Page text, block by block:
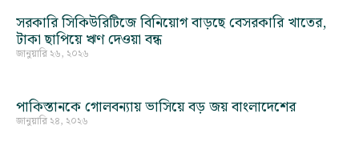
সরকারি সিকিউরিটিজে বিনিয়োগ বাড়ছে বেসরকারি খাতের,
টাকা ছাপিয়ে ঋণ দেওয়া বন্ধ
জানুয়ারি ২৬, ২০২৬
পাকিস্তানকে গোলবন্যায় ভাসিয়ে বড় জয় বাংলাদেশের
জানুয়ারি ২৪, ২০২৬